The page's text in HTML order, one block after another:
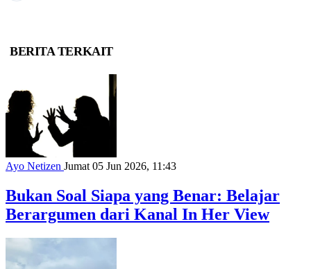
BERITA TERKAIT
Ayo Netizen Jumat 05 Jun 2026, 11:43
Bukan Soal Siapa yang Benar: Belajar
Berargumen dari Kanal In Her View